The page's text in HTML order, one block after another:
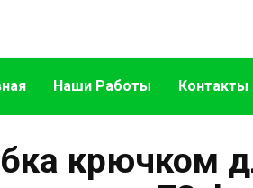
Наши Работы Контакты
крючком